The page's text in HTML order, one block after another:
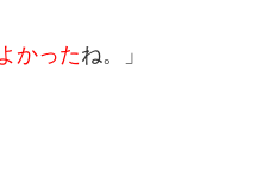
かったね。」